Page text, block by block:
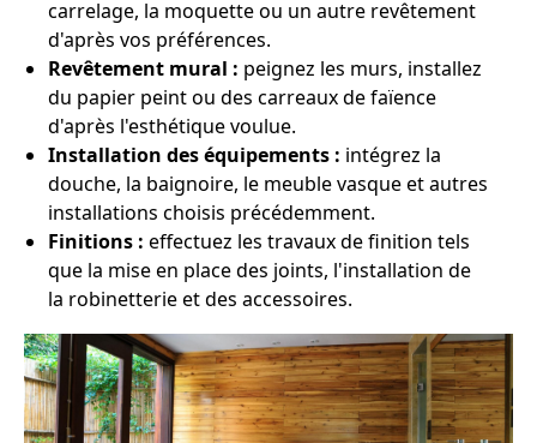
carrelage, la moquette ou un autre revêtement
d'après vos préférences.
Revêtement mural : peignez les murs, installez
du papier peint ou des carreaux de faïence
d'après l'esthétique voulue.
Installation des équipements : intégrez la
douche, la baignoire, le meuble vasque et autres
installations choisis précédemment.
Finitions : effectuez les travaux de finition tels
que la mise en place des joints, l'installation de
la robinetterie et des accessoires.